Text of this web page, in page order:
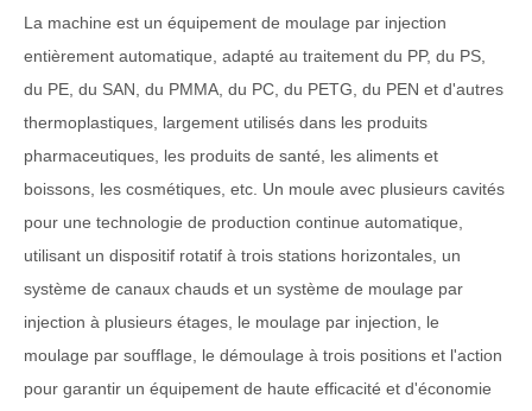
La machine est un équipement de moulage par injection
entièrement automatique, adapté au traitement du PP, du PS,
du PE, du SAN, du PMMA, du PC, du PETG, du PEN et d'autres
thermoplastiques, largement utilisés dans les produits
pharmaceutiques, les produits de santé, les aliments et
boissons, les cosmétiques, etc. Un moule avec plusieurs cavités
pour une technologie de production continue automatique,
utilisant un dispositif rotatif à trois stations horizontales, un
système de canaux chauds et un système de moulage par
injection à plusieurs étages, le moulage par injection, le
moulage par soufflage, le démoulage à trois positions et l'action
pour garantir un équipement de haute efficacité et d'économie